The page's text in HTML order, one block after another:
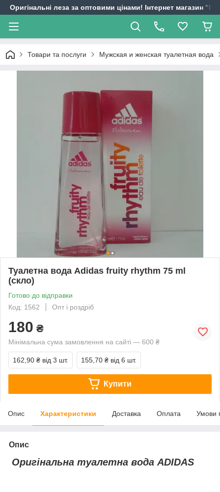
Оригінальні леза за оптовими цінами! Інтернет магазин
Товари та послуги Мужская и женская туалетная вода
Туалетна вода Adidas fruity rhythm 75 ml
(скло)
Готово до відправки
Код: 1562
Опт і роздріб
180 ₴
Мінімальна сума замовлення на сайті — 600 ₴
162,90 ₴ від 3 шт. 155,70 ₴ від 6 шт.
Купити
Опис Характеристики Доставка Оплата Умови
Опис
Оригінальна туалетна вода ADIDAS